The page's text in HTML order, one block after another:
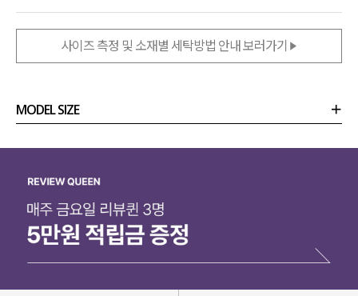
사이즈 측정 및 소재별 세탁방법 안내 보러가기
MODEL SIZE